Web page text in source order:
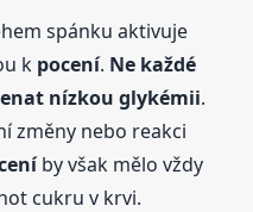
spánku aktivuje
k pocení. Ne každé
nízkou glykémii.
změny nebo reakci
by však mělo vždy
cukru v krvi.